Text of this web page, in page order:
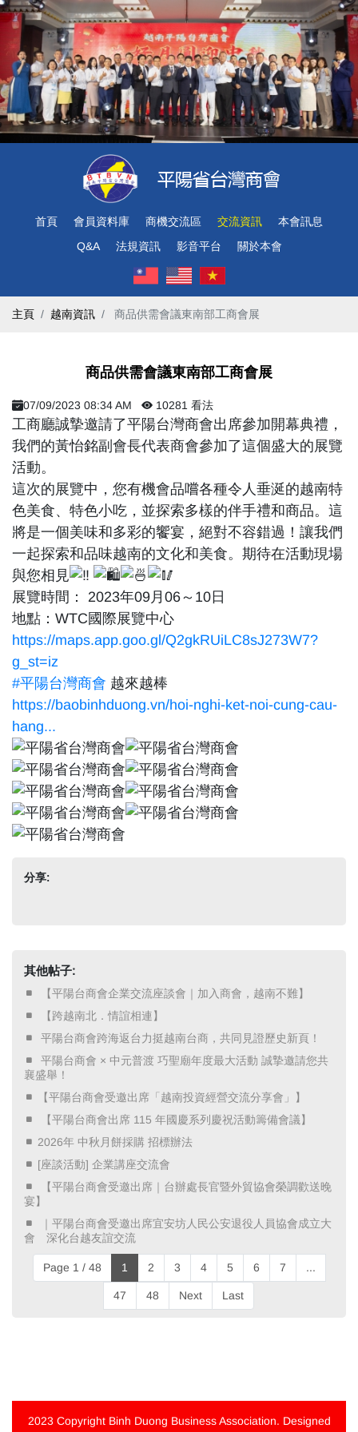
首頁 會員資料庫 商機交流區 交流資訊
本會訊息
Q&A
法規資訊 影音平台 關於本會
主頁 越南資訊 ​ 商品供需會議東南部工商會展 ​
​ 商品供需會議東南部工商會展 ​
07/09/2023 08:34 AM 10281 看法
工商廳誠摯邀請了平陽台灣商會出席參加開幕典禮，
我們的黃怡銘副會長代表商會參加了這個盛大的展覽
活動。
這次的展覽中，您有機會品嚐各種令人垂涎的越南特
色美食、特色小吃，並探索多樣的伴手禮和商品。這
將是一個美味和多彩的饗宴，絕對不容錯過！讓我們
一起探索和品味越南的文化和美食。期待在活動現場
與您相見
展覽時間： 2023年09月06～10日
地點：WTC國際展覽中心
https://maps.app.goo.gl/Q2gkRUiLC8sJ273W7?
g_st=iz
#平陽台灣商會 越來越棒
https://baobinhduong.vn/hoi-nghi-ket-noi-cung-cau-
hang...
分享:
其他帖子:
​ 【平陽台商會企業交流座談會｜加入商會，越南不難】 ​
​ 【跨越南北．情誼相連】 ​
​ 平陽台商會跨海返台力挺越南台商，共同見證歷史新頁！ ​
​ 平陽台商會 × 中元普渡 巧聖廟年度最大活動 誠摯邀請您共
襄盛舉！ ​
【平陽台商會受邀出席「越南投資經營交流分享會」】
​ 【平陽台商會出席 115 年國慶系列慶祝活動籌備會議】 ​
2026年 中秋月餅採購 招標辦法
[座談活動] 企業講座交流會
​ 【平陽台商會受邀出席｜台辦處長官暨外貿協會榮調歡送晚
宴】 ​
​ ｜平陽台商會受邀出席宜安坊人民公安退役人員協會成立大
會 深化台越友誼交流 ​
Page 1 / 48 1 2 3 4 5 6 7 ...
47 48 Next Last
2023 Copyright Binh Duong Business Association. Designed